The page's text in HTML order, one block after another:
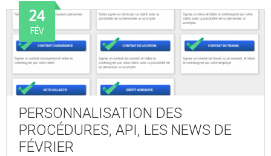
PERSONNALISATION DES
PROCÉDURES, API, LES NEWS DE
FÉVRIER
24
FÉV